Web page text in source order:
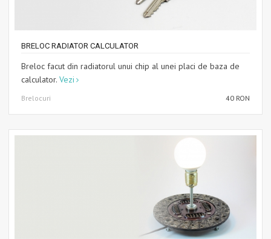
BRELOC RADIATOR CALCULATOR
Breloc facut din radiatorul unui chip al unei placi de baza de
calculator. Vezi
Brelocuri 40 RON